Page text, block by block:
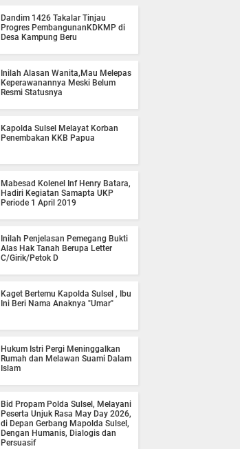
Dandim 1426 Takalar Tinjau
Progres PembangunanKDKMP di
Desa Kampung Beru
Inilah Alasan Wanita,Mau Melepas
Keperawanannya Meski Belum
Resmi Statusnya
Kapolda Sulsel Melayat Korban
Penembakan KKB Papua
Mabesad Kolenel Inf Henry Batara,
Hadiri Kegiatan Samapta UKP
Periode 1 April 2019
Inilah Penjelasan Pemegang Bukti
Alas Hak Tanah Berupa Letter
C/Girik/Petok D
Kaget Bertemu Kapolda Sulsel , Ibu
Ini Beri Nama Anaknya "Umar"
Hukum Istri Pergi Meninggalkan
Rumah dan Melawan Suami Dalam
Islam
Bid Propam Polda Sulsel, Melayani
Peserta Unjuk Rasa May Day 2026,
di Depan Gerbang Mapolda Sulsel,
Dengan Humanis, Dialogis dan
Persuasif